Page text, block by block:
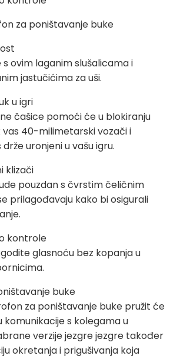
za poništavanje buke
s ovim laganim slušalicama i
jastučićima za uši.
u igri
čašice pomoći će u blokiranju
40-milimetarski vozači i
uronjeni u vašu igru.
klizači
pouzdan s čvrstim čeličnim
prilagođavaju kako bi osigurali
kontrole
glasnoću bez kopanja u
buke
za poništavanje buke pružit će
komunikacije s kolegama u
verzije jezgre jezgre također
okretanja i prigušivanja koja